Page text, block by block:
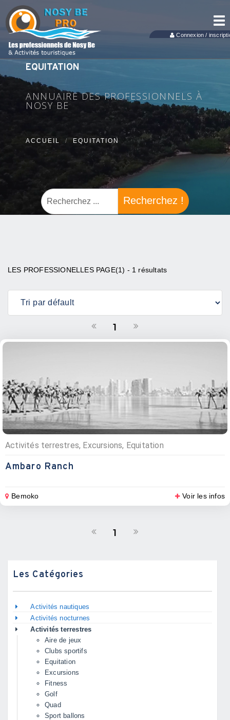
Connexion /
EQUITATION
ANNUAIRE DES PROFESSIONNELS À
NOSY BE
ACCUEIL EQUITATION
Recherchez !
LES PROFESSIONELLES PAGE(1) - 1 résultats
1
Activités terrestres, Excursions, Equitation
Ambaro Ranch
Bemoko Voir les infos
1
Les Catégories
Activités nautiques
Activités nocturnes
Activités terrestres
Aire de jeux
Clubs sportifs
Equitation
Excursions
Fitness
Golf
Quad
Sport ballons